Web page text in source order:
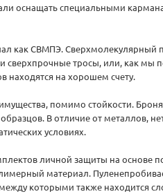
оснащать специальными
как СВМПЭ. Сверхмолекулярный
сверхпрочные тросы, или, как
находятся на хорошем счету.
помимо стойкости.
В отличие от металлов,
условиях.
личной защиты на основе
материал.
которыми также находится